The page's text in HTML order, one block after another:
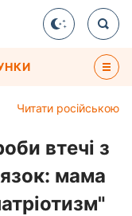
Читати російською
втечі з
мама